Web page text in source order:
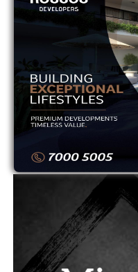
10 ΝΕΑ
12
ΟΜΟΝΟΙΑ
ΟΜΟΝΟΙΑ
ΠΑΦΟΣ